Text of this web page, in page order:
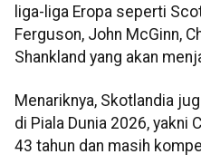
liga-liga Eropa seperti
Ferguson, John McGinn,
Shankland yang akan
Menariknya, Skotlandia
di Piala Dunia 2026, yakni
43 tahun dan masih